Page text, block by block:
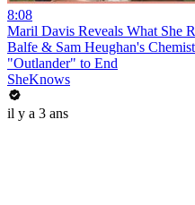
8:08
Maril Davis Reveals What She
Balfe & Sam Heughan's
"Outlander" to End
SheKnows
il y a 3 ans